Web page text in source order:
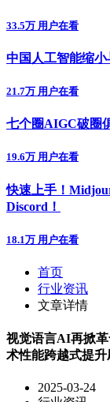
33.5万 用户在看
中国人工智能缩
21.7万 用户在看
七个圈AIGC破圈
19.6万 用户在看
快速上手！
Discord！
18.1万 用户在看
首页
行业资讯
文章详情
视觉语言AI再掀
术性能跨越式提升
2025-03-24